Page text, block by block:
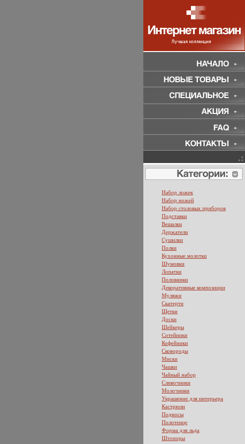
Набор ложек
Набор ножей
Набор столовых приборов
Подставки
Вешалки
Держатели
Сушилки
Полки
Кухонные молотки
Шумовки
Лопатки
Половники
Декоративные композиции
Муляжи
Скатерти
Щетки
Доски
Шейкеры
Сотейники
Кофейники
Сковороды
Миски
Чашки
Чайный набор
Сливочники
Молочники
Украшение для интерьера
Кастрюли
Подносы
Полотенце
Форма для льда
Штопоры